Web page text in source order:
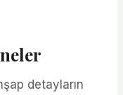
detayların